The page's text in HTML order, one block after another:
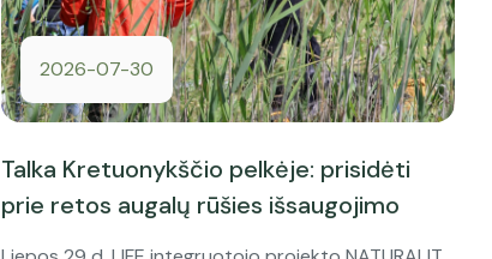
2026-07-30
Talka Kretuonykščio pelkėje: prisidėti
prie retos augalų rūšies išsaugojimo